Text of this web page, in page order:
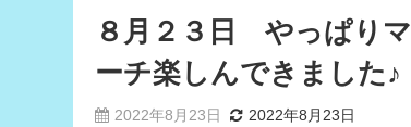
８月２３日 やっぱり
ーチ楽しんできました♪
2022年8月23日 2022年8月23日